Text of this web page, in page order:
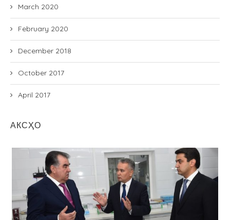
March 2020
February 2020
December 2018
October 2017
April 2017
АКСҲО